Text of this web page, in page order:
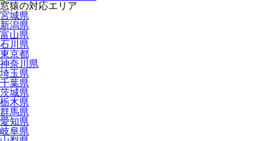
窓猿の対応エリア
宮城県
新潟県
富山県
石川県
東京都
神奈川県
埼玉県
千葉県
茨城県
栃木県
群馬県
愛知県
岐阜県